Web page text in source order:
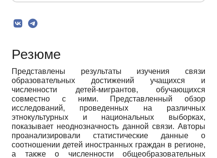
Резюме
Представлены результаты изучения связи
образовательных достижений учащихся и
численности детей-мигрантов, обучающихся
совместно с ними. Представленный обзор
исследований, проведенных на различных
этнокультурных и национальных выборках,
показывает неоднозначность данной связи. Авторы
проанализировали статистические данные о
соотношении детей иностранных граждан в регионе,
а также о численности общеобразовательных